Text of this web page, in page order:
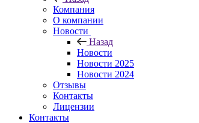
Компания
О компании
Новости
Назад
Новости
Новости 2025
Новости 2024
Отзывы
Контакты
Лицензии
Контакты